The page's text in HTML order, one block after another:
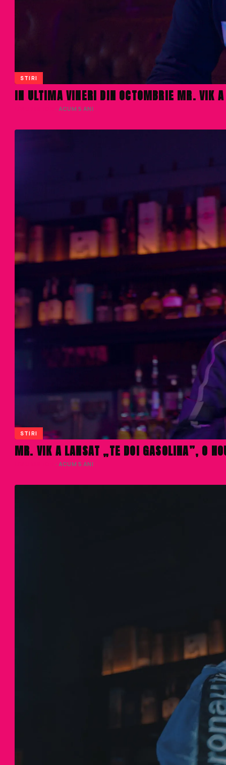
STIRI
IN ULTIMA VINERI DIN OCTOMBRIE MR. VIK
· ACUM 5 ANI
STIRI
MR. VIK A LANSAT „TE DOI GASOLINA”, O
· ACUM 5 ANI